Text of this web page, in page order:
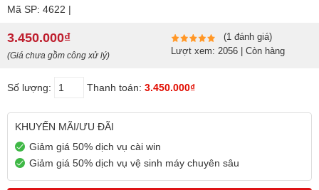
Mã SP: 4622 |
3.450.000₫
(Giá chưa gồm công xử lý)
(1 đánh giá)
Lượt xem: 2056 | Còn hàng
Số lượng: Thanh toán: 3.450.000₫
KHUYẾN MÃI/ƯU ĐÃI
Giảm giá 50% dịch vụ cài win
Giảm giá 50% dịch vụ vệ sinh máy chuyên sâu